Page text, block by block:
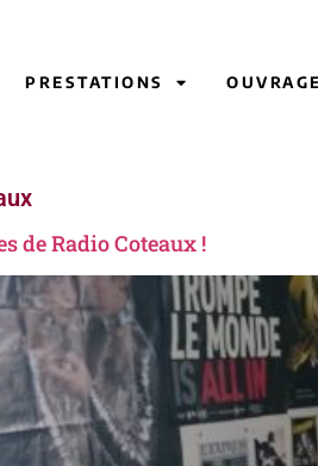
PRESTATIONS
de Radio Coteaux !